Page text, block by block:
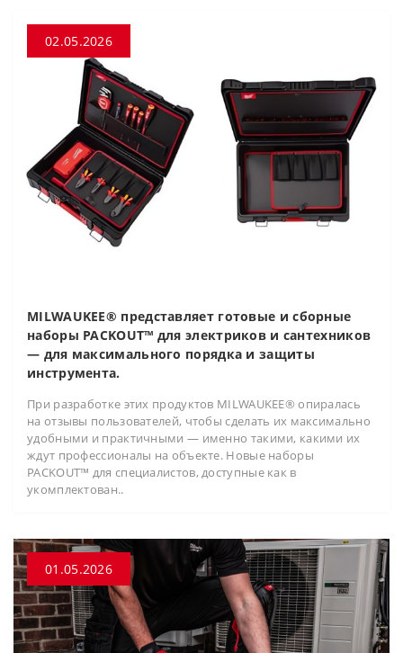
02.05.2026
MILWAUKEE® представляет готовые и сборные
наборы PACKOUT™ для электриков и сантехников
— для максимального порядка и защиты
инструмента.
При разработке этих продуктов MILWAUKEE® опиралась
на отзывы пользователей, чтобы сделать их максимально
удобными и практичными — именно такими, какими их
ждут профессионалы на объекте. Новые наборы
PACKOUT™ для специалистов, доступные как в
укомплектован..
01.05.2026